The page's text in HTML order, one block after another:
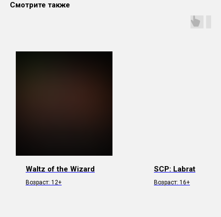
Смотрите также
Waltz of the Wizard
Возраст: 12+
SCP: Labrat
Возраст: 16+